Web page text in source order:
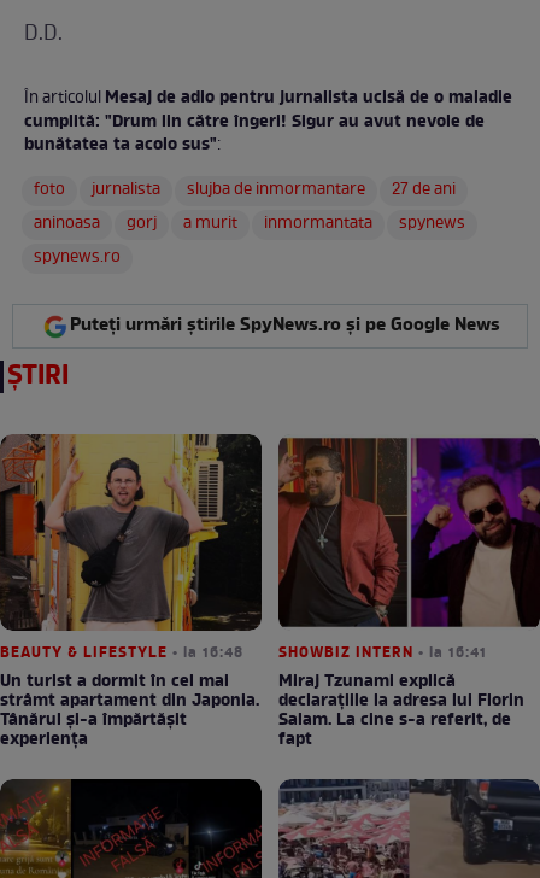
D.D.
În articolulMesaj de adio pentru jurnalista ucisă de o maladie
cumplită: "Drum lin către îngeri! Sigur au avut nevoie de
bunătatea ta acolo sus":
foto
jurnalista slujba de inmormantare
27 de ani
aninoasa
gorj a murit inmormantata
spynews
spynews.ro
Puteți urmări știrile SpyNews.ro și pe Google News
ȘTIRI
BEAUTY & LIFESTYLE • la 16:48
Un turist a dormit în cel mai
strâmt apartament din Japonia.
Tânărul și-a împărtășit
experiența
SHOWBIZ INTERN • la 16:41
Miraj Tzunami explică
declarațiile la adresa lui Florin
Salam. La cine s-a referit, de
fapt